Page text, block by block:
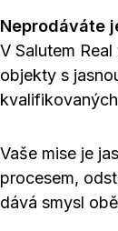
Neprodáváte
V Salutem
objekty s
Vaše mise je
procesem,
dává smysl